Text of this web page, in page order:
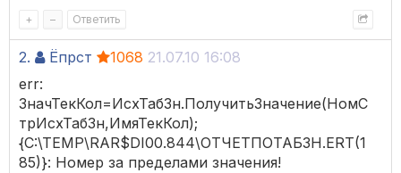
+ – Ответить
2. Ёпрст 1068 21.07.10 16:08
err:
ЗначТекКол=ИсхТабЗн.ПолучитьЗначение(НомС
трИсхТабЗн,ИмяТекКол);
{C:\TEMP\RAR$DI00.844\ОТЧЕТПОТАБЗН.ERT(1
85)}: Номер за пределами значения!